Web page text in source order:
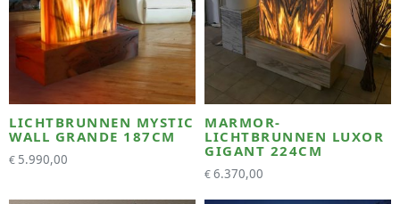
LICHTBRUNNEN MYSTIC
WALL GRANDE 187CM
€ 5.990,00
MARMOR-
LICHTBRUNNEN LUXOR
GIGANT 224CM
€6.370,00